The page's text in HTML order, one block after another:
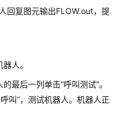
回复图元输出FLOW.out，提
人。
的最后一列单击“呼叫测试”。
叫”，测试机器人。机器人正